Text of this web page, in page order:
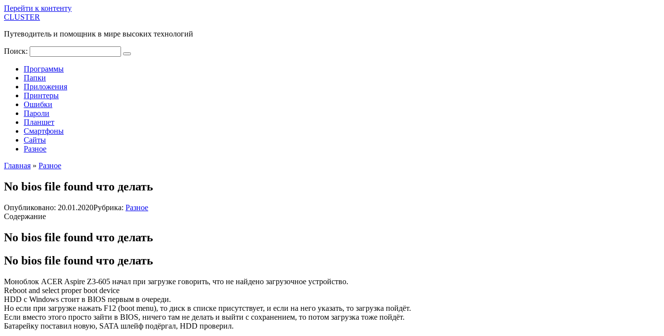
Перейти к контенту
CLUSTER
Путеводитель и помощник в мире высоких технологий
Поиск:
Программы
Папки
Приложения
Принтеры
Ошибки
Пароли
Планшет
Смартфоны
Сайты
Разное
Главная » Разное
No bios file found что делать
Опубликовано: 20.01.2020Рубрика: Разное
Содержание
No bios file found что делать
No bios file found что делать
Моноблок ACER Aspire Z3-605 начал при загрузке говорить, что не найдено загрузочное устройство.
Reboot and select proper boot device
HDD с Windows стоит в BIOS первым в очереди.
Но если при загрузке нажать F12 (boot menu), то диск в списке присутствует, и если на него указать, то загрузка пойдёт.
Если вместо этого просто зайти в BIOS, ничего там не делать и выйти с сохранением, то потом загрузка тоже пойдёт.
Батарейку поставил новую, SATA шлейф подёргал, HDD проверил.